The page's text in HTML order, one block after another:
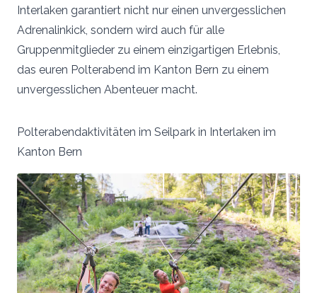
Interlaken garantiert nicht nur einen unvergesslichen
Adrenalinkick, sondern wird auch für alle
Gruppenmitglieder zu einem einzigartigen Erlebnis,
das euren Polterabend im Kanton Bern zu einem
unvergesslichen Abenteuer macht.
Polterabendaktivitäten im Seilpark in Interlaken im
Kanton Bern